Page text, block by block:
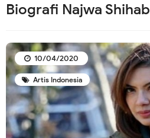
Biografi Najwa Shihab
Artis Indonesia
10/04/2020